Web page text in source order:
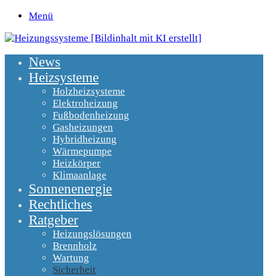
Menü
News
Heizsysteme
Holzheizsysteme
Elektroheizung
Fußbodenheizung
Gasheizungen
Hybridheizung
Wärmepumpe
Heizkörper
Klimaanlage
Sonnenenergie
Rechtliches
Ratgeber
Heizungslösungen
Brennholz
Wartung
Sicherheit